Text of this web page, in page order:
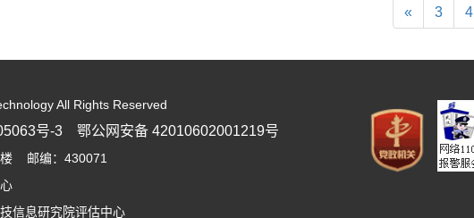
« 3 4
All Rights Reserved
号-3 鄂公网安备 42010602001219号
邮编：430071
信息研究院评估中心